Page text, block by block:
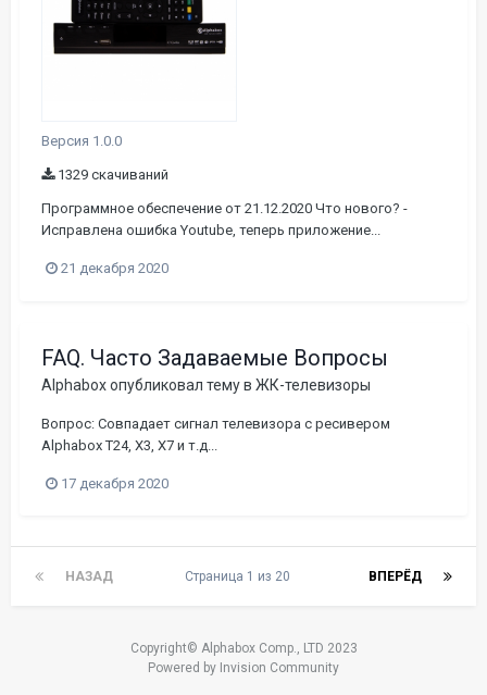
Версия 1.0.0
1329 скачиваний
Программное обеспечение от 21.12.2020 Что нового? -
Исправлена ошибка Youtube, теперь приложение...
21 декабря 2020
FAQ. Часто Задаваемые Вопросы
Alphaboxопубликовал тему в ЖК-телевизоры
Вопрос: Совпадает сигнал телевизора с ресивером
Alphabox T24, X3, X7 и т.д...
17 декабря 2020
НАЗАД ВПЕРЁД
Страница 1 из 20
Copyright© Alphabox Comp., LTD 2023
Powered by Invision Community